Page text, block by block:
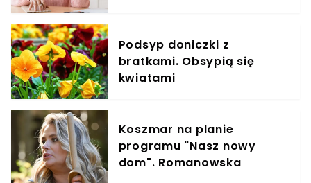
Podsyp doniczki z
bratkami. Obsypią się
kwiatami
Koszmar na planie
programu "Nasz nowy
dom". Romanowska